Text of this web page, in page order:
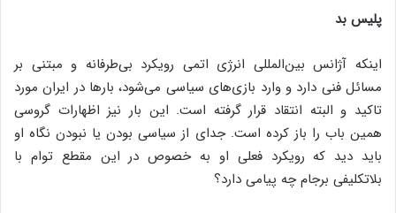
پلیس بد
اینکه آژانس بین‌المللی انرژی اتمی رویکرد بی‌طرفانه و مبتنی بر
مسائل فنی دارد و وارد بازی‌های سیاسی می‌شود، بارها در ایران مورد
تاکید و البته انتقاد قرار گرفته است. این بار نیز اظهارات گروسی
همین باب را باز کرده است. جدای از سیاسی بودن یا نبودن نگاه او
باید دید که رویکرد فعلی او به خصوص در این مقطع توام با
بلاتکلیفی برجام چه پیامی دارد؟